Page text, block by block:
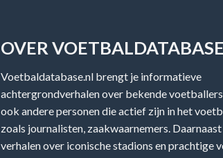
OVER
Voetbaldatabase.nl brengt je informatieve
achtergrondverhalen over bekende
ook andere personen die actief zijn in het
zoals journalisten, zaakwaarnemers. Daarnaast
verhalen over iconische stadions en prachtige